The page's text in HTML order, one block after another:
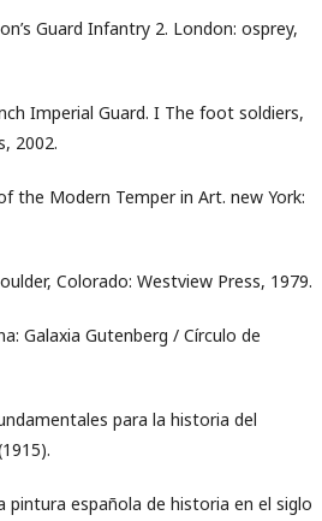
Guard Infantry 2. London: osprey,
Imperial Guard. I The foot soldiers,
2002.
the Modern Temper in Art. new York:
Colorado: Westview Press, 1979.
Galaxia Gutenberg / Círculo de
para la historia del
pintura española de historia en el siglo